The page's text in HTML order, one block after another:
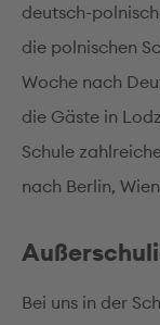
deutsch-
die polnischen
Woche nach
die Gäste in
Schule
nach Berlin,
Bei uns in der